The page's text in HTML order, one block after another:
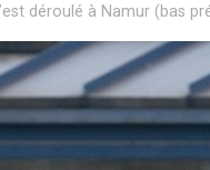
déroulé à Namur (bas